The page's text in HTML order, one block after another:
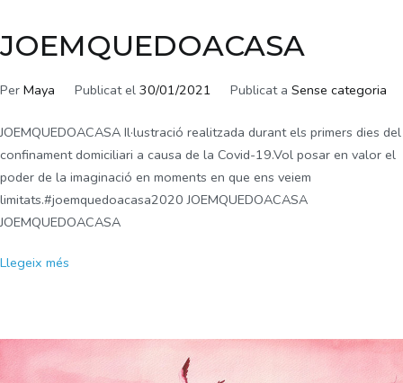
JOEMQUEDOACASA
Per Maya Publicat el 30/01/2021 Publicat aSense categoria
JOEMQUEDOACASA Il·lustració realitzada durant els primers dies del
confinament domiciliari a causa de la Covid-19.Vol posar en valor el
poder de la imaginació en moments en que ens veiem
limitats.#joemquedoacasa2020 JOEMQUEDOACASA
JOEMQUEDOACASA
Llegeix més